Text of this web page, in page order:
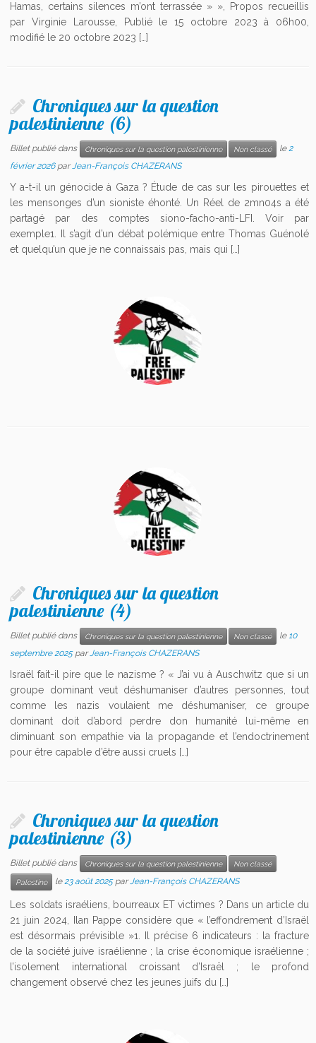
Hamas, certains silences m’ont terrassée » », Propos recueillis
par Virginie Larousse, Publié le 15 octobre 2023 à 06h00,
modifié le 20 octobre 2023 […]
Chroniques sur la question
palestinienne (6)
Billet publié dans Chroniques sur la question palestinienne Non classé le2
février 2026 parJean-François CHAZERANS
Y a-t-il un génocide à Gaza ? Étude de cas sur les pirouettes et
les mensonges d’un sioniste éhonté. Un Réel de 2mn04s a été
partagé par des comptes siono-facho-anti-LFI. Voir par
exemple1. Il s’agit d’un débat polémique entre Thomas Guénolé
et quelqu’un que je ne connaissais pas, mais qui […]
Chroniques sur la question
palestinienne (4)
Billet publié dans Chroniques sur la question palestinienne Non classé le 10
septembre 2025 parJean-François CHAZERANS
Israël fait-il pire que le nazisme ? « J’ai vu à Auschwitz que si un
groupe dominant veut déshumaniser d’autres personnes, tout
comme les nazis voulaient me déshumaniser, ce groupe
dominant doit d’abord perdre don humanité lui-même en
diminuant son empathie via la propagande et l’endoctrinement
pour être capable d’être aussi cruels […]
Chroniques sur la question
palestinienne (3)
Billet publié dans Chroniques sur la question palestinienne Non classé
Palestine le23 août 2025 parJean-François CHAZERANS
Les soldats israéliens, bourreaux ET victimes ? Dans un article du
21 juin 2024, Ilan Pappe considère que « l’effondrement d’Israël
est désormais prévisible »1. Il précise 6 indicateurs : la fracture
de la société juive israélienne ; la crise économique israélienne ;
l’isolement international croissant d’Israël ; le profond
changement observé chez les jeunes juifs du […]